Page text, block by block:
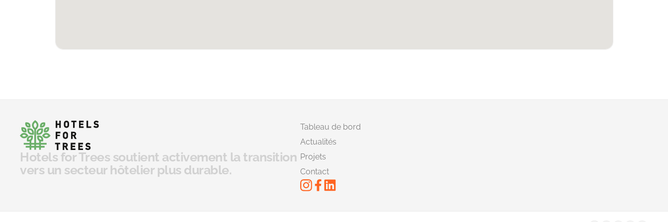
Hotels for Trees soutient activement la transition
vers un secteur hôtelier plus durable.
Tableau de bord
Actualités
Projets
Contact